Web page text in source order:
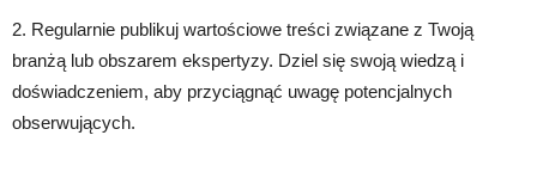
2. Regularnie publikuj wartościowe treści związane z Twoją
branżą lub obszarem ekspertyzy. Dziel się swoją wiedzą i
doświadczeniem, aby przyciągnąć uwagę potencjalnych
obserwujących.